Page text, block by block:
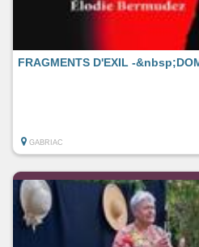
FRAGMENTS D'EXIL -
GABRIAC